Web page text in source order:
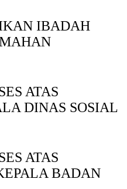
IBADAH
ATAS
DINAS SOSIAL
ATAS
BADAN